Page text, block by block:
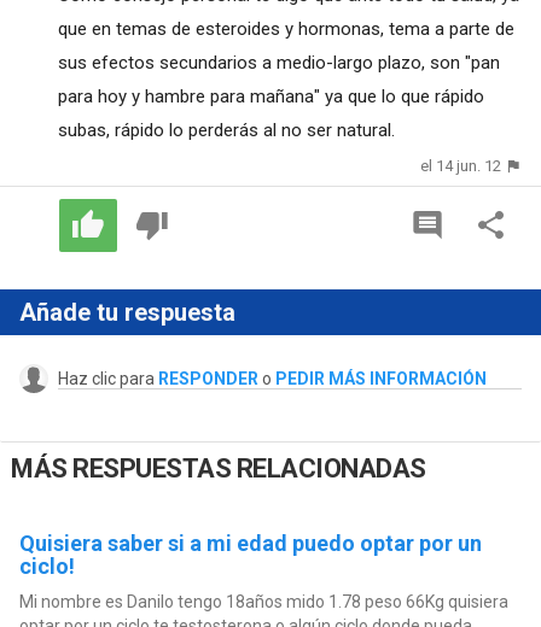
que en temas de esteroides y hormonas, tema a parte de
sus efectos secundarios a medio-largo plazo, son "pan
para hoy y hambre para mañana" ya que lo que rápido
subas, rápido lo perderás al no ser natural.
el 14 jun. 12
Añade tu respuesta
Haz clic para RESPONDER o PEDIR MÁS INFORMACIÓN
MÁS RESPUESTAS RELACIONADAS
Quisiera saber si a mi edad puedo optar por un
ciclo!
Mi nombre es Danilo tengo 18años mido 1.78 peso 66Kg quisiera